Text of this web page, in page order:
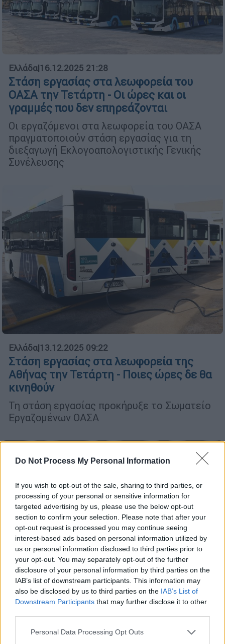
Do Not Process My Personal Information
If you wish to opt-out of the sale, sharing to third parties, or
processing of your personal or sensitive information for
targeted advertising by us, please use the below opt-out
section to confirm your selection. Please note that after your
opt-out request is processed you may continue seeing
interest-based ads based on personal information utilized by
us or personal information disclosed to third parties prior to
your opt-out. You may separately opt-out of the further
disclosure of your personal information by third parties on the
IAB’s list of downstream participants. This information may
also be disclosed by us to third parties on the IAB’s List of
Downstream Participants that may further disclose it to other
Please note that this website/app uses one or more Google
Personal Data Processing Opt Outs
Ελλάδα|16.12.2025 21:28
Στάση εργασίας στα λεωφορεία του
ΟΑΣΑ την Τετάρτη - Οι ώρες και οι
γραμμές που δεν επηρεάζονται
Οι εργαζόμενοι στα λεωφορεία του ΟΑΣΑ
πραγματοποιούν στάση εργασίας για τη
διεξαγωγή Εκλογοαπολογιστικής Γενικής
Συνέλευσης
Ελλάδα|13.12.2025 09:22
Στάση εργασίας στα λεωφορεία της
Αθήνας την Τετάρτη - Ποιες ώρες δε θα
κινηθούν
Τη στάση εργασίας προκήρυξε το Σωματείο
Εργαζομένων ΟΑΣΑ
Ελλάδα|29.11.2025 07:30
Στάση εργασίας σήμερα σε Μετρό,
Ηλεκτρικό και τραμ: Πώς